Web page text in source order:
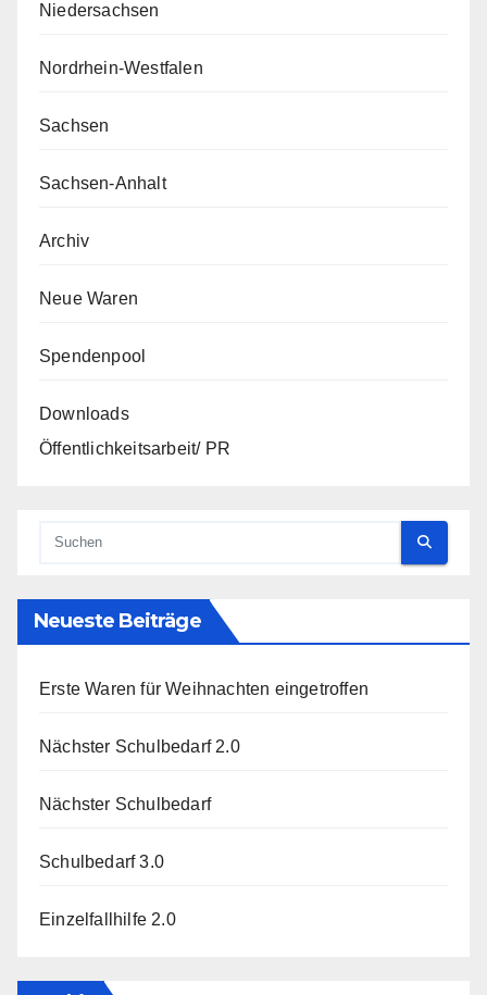
Niedersachsen
Nordrhein-Westfalen
Sachsen
Sachsen-Anhalt
Archiv
Neue Waren
Spendenpool
Downloads
Öffentlichkeitsarbeit/ PR
Neueste Beiträge
Erste Waren für Weihnachten eingetroffen
Nächster Schulbedarf 2.0
Nächster Schulbedarf
Schulbedarf 3.0
Einzelfallhilfe 2.0